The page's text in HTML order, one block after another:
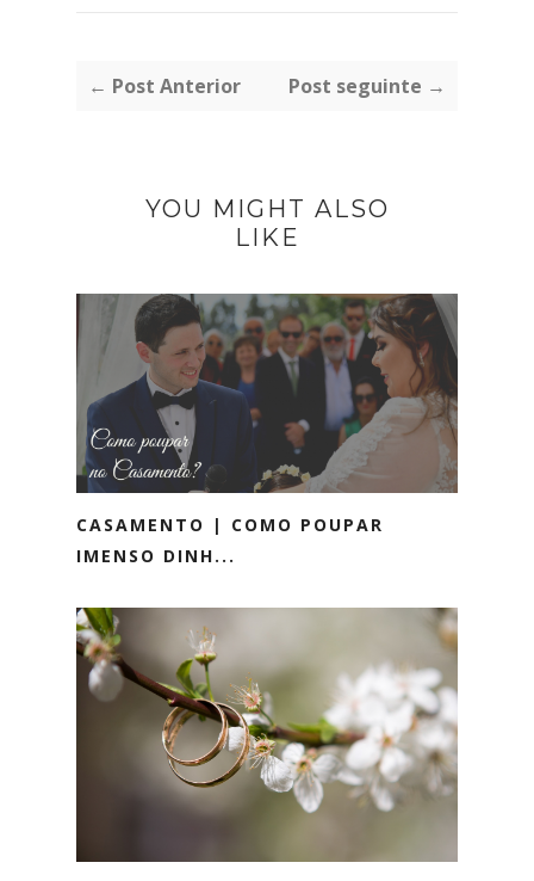
← Post Anterior Post seguinte →
YOU MIGHT ALSO
LIKE
CASAMENTO | COMO POUPAR
IMENSO DINH...